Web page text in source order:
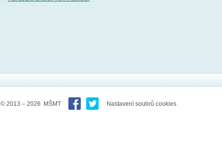
© 2013 – 2026 MŠMT Nastavení soubrů cookies